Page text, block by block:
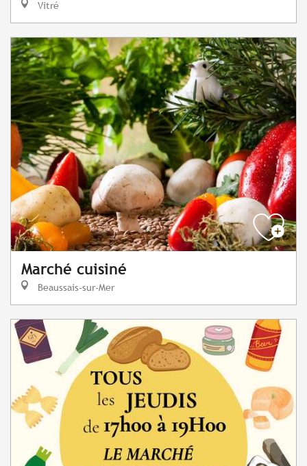
Vitré
Marché cuisiné
Beaussais-sur-Mer